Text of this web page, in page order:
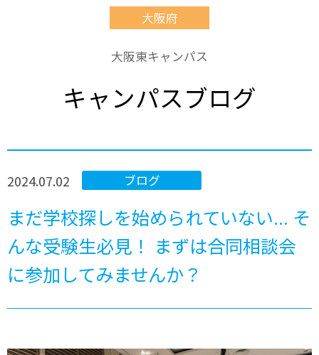
大阪府
大阪東キャンパス
キャンパスブログ
ブログ
2024.07.02
まだ学校探しを始められていない... そ
んな受験生必見！ まずは合同相談会
に参加してみませんか？